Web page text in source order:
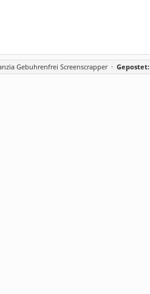
Gebuhrenfrei Screenscrapper· Gepostet: